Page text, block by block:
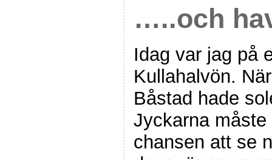
…..och
Idag var jag på
Kullahalvön.
Båstad hade
Jyckarna
chansen att se